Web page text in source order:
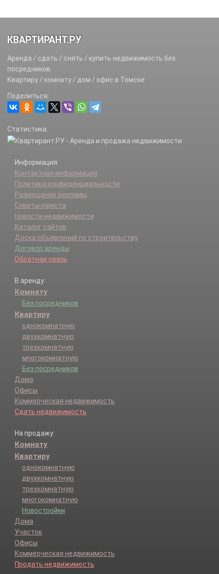
КВАРТИРАНТ.РУ
Аренда / сдать / снять / купить недвижимость без
посредников.
Квартиру / комнату / дом / офис в Томске
Поделиться:
Статистика:
Информация:
Контактная информация
Политика конфиденциальности
Размещение рекламы
Советы юриста
Новости недвижимости
Каталог сайтов
Доска объявлений по строительству
Договор аренды
Обратная связь
В аренду:
Комнату
Без посредников
Квартиру
однокомнатную
двухкомнатную
трехкомнатную
многокомнатную
Без посредников
Дома
Офисы
Коммерческая недвижимость
Сдать недвижимость
На продажу:
Комнату
Квартиру
однокомнатную
двухкомнатную
трехкомнатную
многокомнатную
Новостройки
Дома
Участок
Офисы
Коммерческая недвижимость
Продать недвижимость